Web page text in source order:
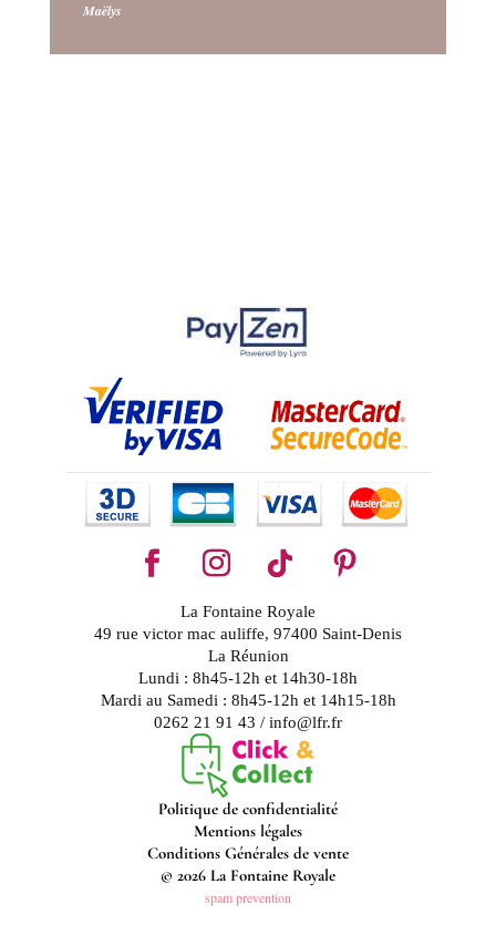
Maëlys
La Fontaine Royale
49 rue victor mac auliffe, 97400 Saint-Denis
La Réunion
Lundi : 8h45-12h et 14h30-18h
Mardi au Samedi : 8h45-12h et 14h15-18h
0262 21 91 43 / info@lfr.fr
Politique de confidentialité
Mentions légales
Conditions Générales de vente
© 2026 La Fontaine Royale
spam prevention